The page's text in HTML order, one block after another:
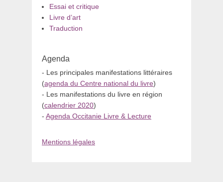
Essai et critique
Livre d’art
Traduction
Agenda
- Les principales manifestations littéraires
(agenda du Centre national du livre)
- Les manifestations du livre en région
(calendrier 2020)
- Agenda Occitanie Livre & Lecture
Mentions légales